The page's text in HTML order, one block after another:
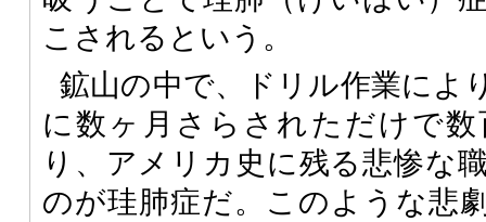
こされるという。
鉱山の中で、ドリル作業によ
に数ヶ月さらされただけで
り、アメリカ史に残る悲惨な
のが珪肺症だ。このような悲